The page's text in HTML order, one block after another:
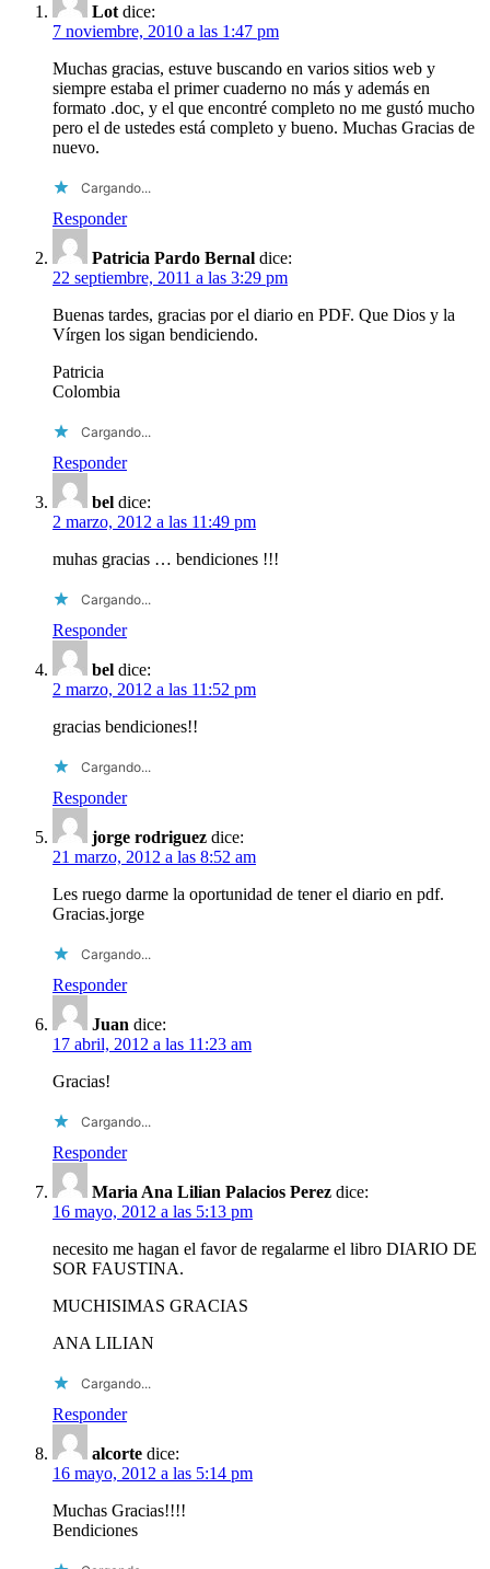
Lot dice:
7 noviembre, 2010 a las 1:47 pm
Muchas gracias, estuve buscando en varios sitios web y
siempre estaba el primer cuaderno no más y además en
formato .doc, y el que encontré completo no me gustó mucho
pero el de ustedes está completo y bueno. Muchas Gracias de
nuevo.
Cargando...
Responder
Patricia Pardo Bernal dice:
22 septiembre, 2011 a las 3:29 pm
Buenas tardes, gracias por el diario en PDF. Que Dios y la
Vírgen los sigan bendiciendo.
Patricia
Colombia
Cargando...
Responder
bel dice:
2 marzo, 2012 a las 11:49 pm
muhas gracias … bendiciones !!!
Cargando...
Responder
bel dice:
2 marzo, 2012 a las 11:52 pm
gracias bendiciones!!
Cargando...
Responder
jorge rodriguez dice:
21 marzo, 2012 a las 8:52 am
Les ruego darme la oportunidad de tener el diario en pdf.
Gracias.jorge
Cargando...
Responder
Juan dice:
17 abril, 2012 a las 11:23 am
Gracias!
Cargando...
Responder
Maria Ana Lilian Palacios Perez dice:
16 mayo, 2012 a las 5:13 pm
necesito me hagan el favor de regalarme el libro DIARIO DE
SOR FAUSTINA.
MUCHISIMAS GRACIAS
ANA LILIAN
Cargando...
Responder
alcorte dice:
16 mayo, 2012 a las 5:14 pm
Muchas Gracias!!!!
Bendiciones